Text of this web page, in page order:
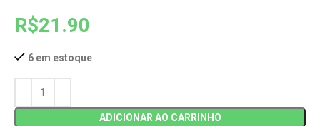
R$21.90
6 em estoque
ADICIONAR AO CARRINHO